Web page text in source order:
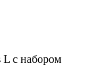
с набором